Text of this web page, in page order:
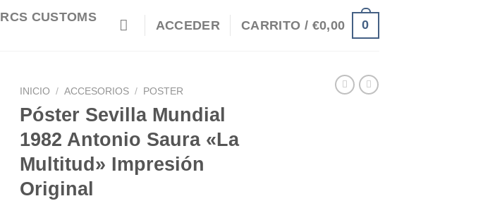
RCS CUSTOMS
ACCEDER CARRITO / €0,00 0
INICIO / ACCESORIOS / POSTER
Póster Sevilla Mundial
1982 Antonio Saura «La
Multitud» Impresión
Original